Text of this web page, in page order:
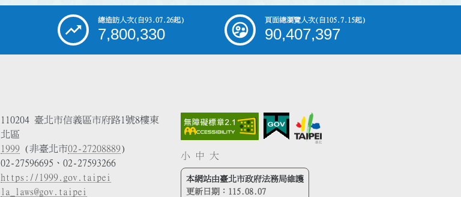
總造訪人次(自93.07.26起)
7,800,330
頁面總瀏覽人次(自105.7.15起)
90,407,397
110204 臺北市信義區市府路1號8樓東
北區
1999 (非臺北市02-27208889)
02-27596695、02-27593266
https://1999.gov.taipei
la_laws@gov.taipei
小 中 大
本網站由臺北市政府法務局維護
更新日期： 115.08.07